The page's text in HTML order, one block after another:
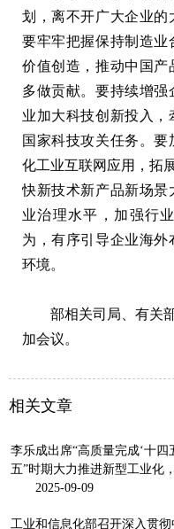
划，离不开广大企业的
要牢牢把握保持制造
价值创造，推动中国产
多做贡献。要持续增
业加大科技创新投入
国家科技攻关任务。
化工业互联网应用，拓
快新技术新产品新场
业治理水平，加强行
为，有序引导企业海
环境。
部相关司局、有关
加会议。
相关文章
李乐成出席“高质量完成‘十四
五”时期大力推进新型工业化
2025-09-09
工业和信息化部召开深入贯